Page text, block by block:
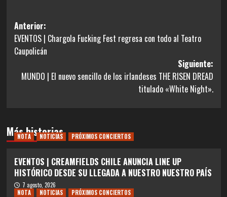
Navegación
de
entradas
Anterior:
EVENTOS | Chargola Fucking Fest regresa con todo al Teatro
Caupolicán
Siguiente:
MUNDO | El nuevo sencillo de los irlandeses THE RISEN DREAD
titulado «White Night».
Más historias
NOTA NOTICIAS PRÓXIMOS CONCIERTOS
EVENTOS | CREAMFIELDS CHILE ANUNCIA LINE UP
HISTÓRICO DESDE SU LLEGADA A NUESTRO NUESTRO PAÍS
7 agosto, 2026
NOTA
NOTICIAS PRÓXIMOS CONCIERTOS